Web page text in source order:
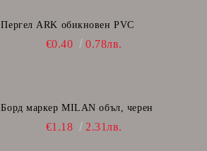
Пергел ARK обикновен PVC
€0.40 0.78лв.
Борд маркер MILAN объл, черен
€1.18 2.31лв.